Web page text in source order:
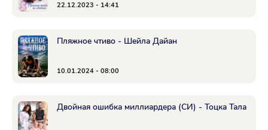
22.12.2023 - 14:41
Пляжное чтиво - Шейла Дайан
10.01.2024 - 08:00
Двойная ошибка миллиардера (СИ) - Тоцка Тала